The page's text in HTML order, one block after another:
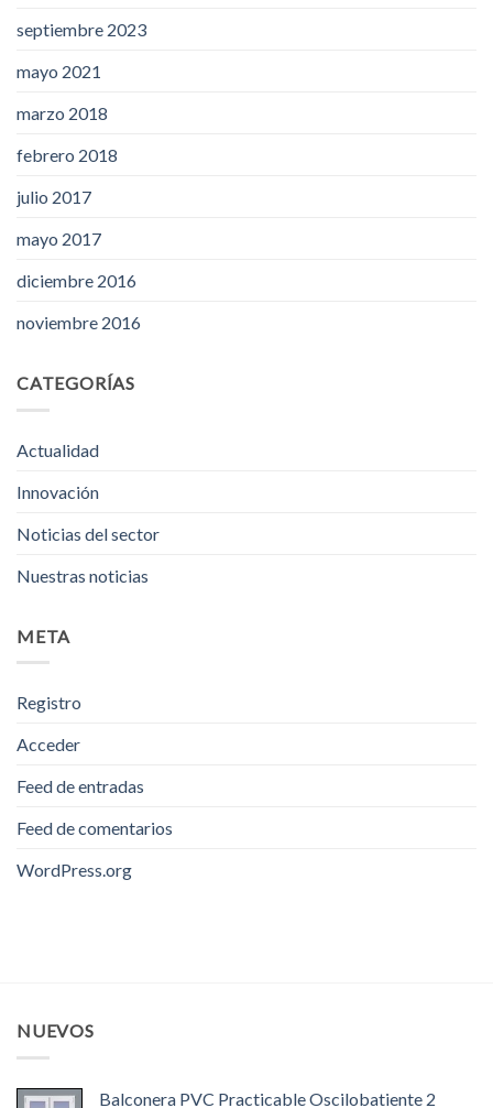
septiembre 2023
mayo 2021
marzo 2018
febrero 2018
julio 2017
mayo 2017
diciembre 2016
noviembre 2016
CATEGORÍAS
Actualidad
Innovación
Noticias del sector
Nuestras noticias
META
Registro
Acceder
Feed de entradas
Feed de comentarios
WordPress.org
NUEVOS
Balconera PVC Practicable Oscilobatiente 2